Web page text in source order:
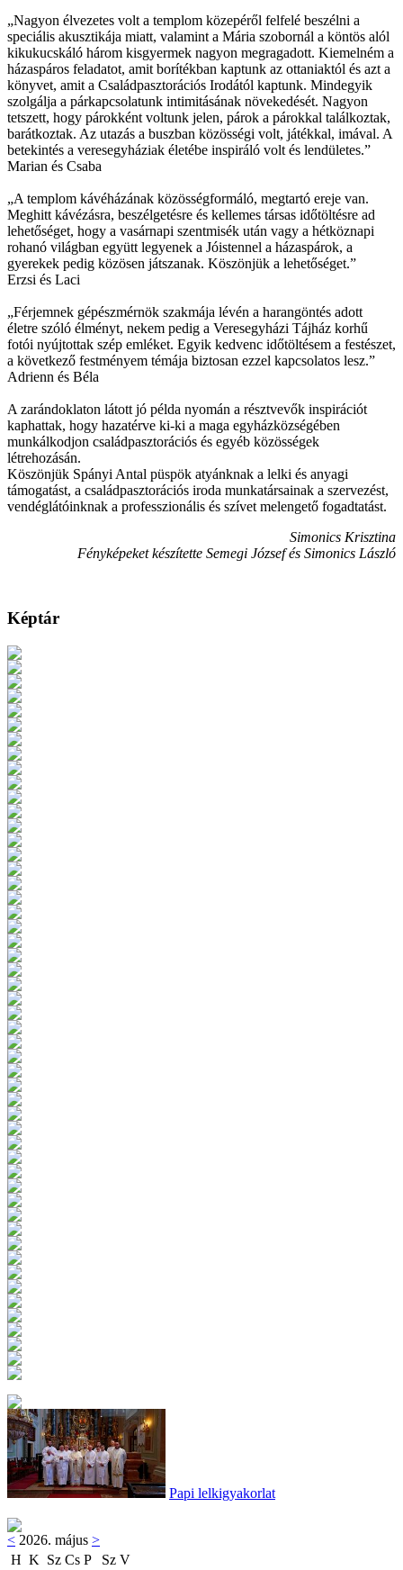
„Nagyon élvezetes volt a templom közepéről felfelé beszélni a
speciális akusztikája miatt, valamint a Mária szobornál a köntös alól
kikukucskáló három kisgyermek nagyon megragadott. Kiemelném a
házaspáros feladatot, amit borítékban kaptunk az ottaniaktól és azt a
könyvet, amit a Családpasztorációs Irodától kaptunk. Mindegyik
szolgálja a párkapcsolatunk intimitásának növekedését. Nagyon
tetszett, hogy párokként voltunk jelen, párok a párokkal találkoztak,
barátkoztak. Az utazás a buszban közösségi volt, játékkal, imával. A
betekintés a veresegyháziak életébe inspiráló volt és lendületes.”
Marian és Csaba
„A templom kávéházának közösségformáló, megtartó ereje van.
Meghitt kávézásra, beszélgetésre és kellemes társas időtöltésre ad
lehetőséget, hogy a vasárnapi szentmisék után vagy a hétköznapi
rohanó világban együtt legyenek a Jóistennel a házaspárok, a
gyerekek pedig közösen játszanak. Köszönjük a lehetőséget.”
Erzsi és Laci
„Férjemnek gépészmérnök szakmája lévén a harangöntés adott
életre szóló élményt, nekem pedig a Veresegyházi Tájház korhű
fotói nyújtottak szép emléket. Egyik kedvenc időtöltésem a festészet,
a következő festményem témája biztosan ezzel kapcsolatos lesz.”
Adrienn és Béla
A zarándoklaton látott jó példa nyomán a résztvevők inspirációt
kaphattak, hogy hazatérve ki-ki a maga egyházközségében
munkálkodjon családpasztorációs és egyéb közösségek
létrehozásán.
Köszönjük Spányi Antal püspök atyánknak a lelki és anyagi
támogatást, a családpasztorációs iroda munkatársainak a szervezést,
vendéglátóinknak a professzionális és szívet melengető fogadtatást.
Simonics Krisztina
Fényképeket készítette Semegi József és Simonics László
Képtár
Papi lelkigyakorlat
< 2026. május >
H K Sz Cs P Sz V